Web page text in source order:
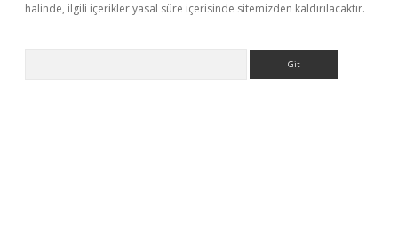
halinde, ilgili içerikler yasal süre içerisinde sitemizden kaldırılacaktır.